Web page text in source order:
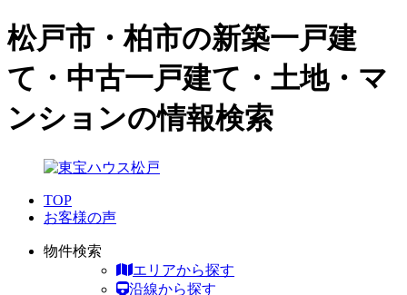
松戸市・柏市の新築一戸建
て・中古一戸建て・土地・マ
ンションの情報検索
TOP
お客様の声
物件検索
エリアから探す
沿線から探す